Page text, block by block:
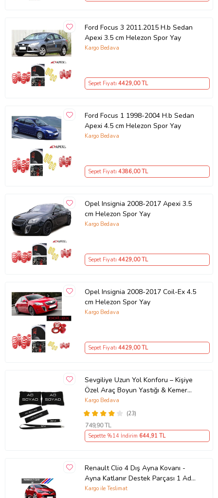
Ford Focus 3 2011.2015 H.b Sedan
Apexi 3.5 cm Helezon Spor Yay
Kargo Bedava
Sepet Fiyatı 4429,00 TL
Ford Focus 1 1998-2004 H.b Sedan
Apexi 4.5 cm Helezon Spor Yay
Kargo Bedava
Sepet Fiyatı 4386,00 TL
Opel Insignia 2008-2017 Apexi 3.5
cm Helezon Spor Yay
Kargo Bedava
Sepet Fiyatı 4429,00 TL
Opel Insignia 2008-2017 Coil-Ex 4.5
cm Helezon Spor Yay
Kargo Bedava
Sepet Fiyatı 4429,00 TL
Sevgiliye Uzun Yol Konforu – Kişiye
Özel Araç Boyun Yastığı & Kemer
Pedi Hediye Seti
(23)
Kargo Bedava
749,90 TL
Sepette %14 İndirim 644,91 TL
Renault Clio 4 Dış Ayna Kovanı -
Ayna Katlanır Destek Parçası 1 Adet
490307706 M3625
Kargo ile Teslimat